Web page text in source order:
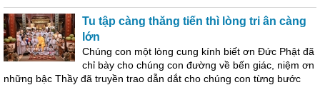
Tu tập càng thăng tiến thì lòng tri ân càng
lớn
Chúng con một lòng cung kính biết ơn Đức Phật đã
chỉ bày cho chúng con đường về bến giác, niệm ơn
những bậc Thầy đã truyền trao dẫn dắt cho chúng con từng bước